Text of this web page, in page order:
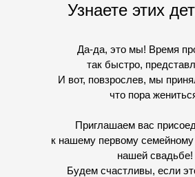
Узнаете этих
Да-да, это мы! Время
так быстро,
И вот, повзрослев, мы
что пора
Приглашаем вас
к нашему первому
нашей свадьбе!
Будем счастливы, если